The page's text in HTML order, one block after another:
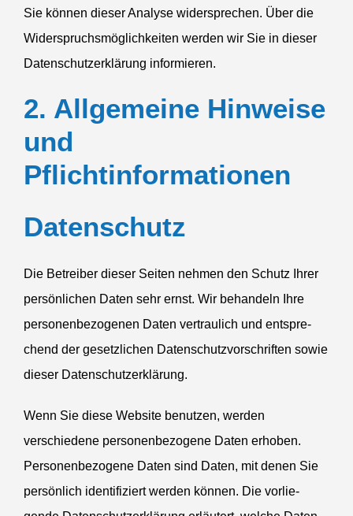
Sie können dieser Analyse wider­sprechen. Über die
Wider­spruchs­mög­lich­keiten werden wir Sie in dieser
Daten­schutz­er­klärung informieren.
2. Allge­meine Hinweise
und
Pflichtinformationen
Daten­schutz
Die Betreiber dieser Seiten nehmen den Schutz Ihrer
persön­lichen Daten sehr ernst. Wir behandeln Ihre
perso­nen­be­zo­genen Daten vertraulich und entspre­
chend der gesetz­lichen Daten­schutz­vor­schriften sowie
dieser Datenschutzerklärung.
Wenn Sie diese Website benutzen, werden
verschiedene perso­nen­be­zogene Daten erhoben.
Perso­nen­be­zogene Daten sind Daten, mit denen Sie
persönlich identi­fi­ziert werden können. Die vorlie­